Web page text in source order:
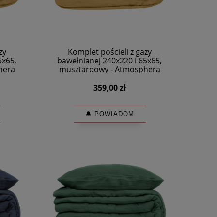
Komplet pościeli z gazy
bawełnianej 240x220 i 65x65,
musztardowy - Atmosphera
359,00 zł
🔔 POWIADOM